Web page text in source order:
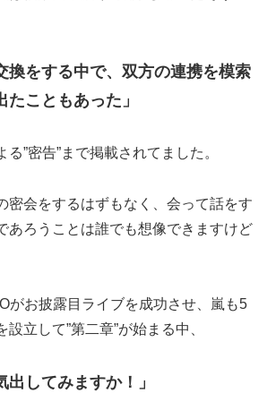
換をする中で、双方の連携を模索
こともあった」
”密告”まで掲載されてました。
密会をするはずもなく、会って話をす
あろうことは誰でも想像できますけど
がお披露目ライブを成功させ、嵐も5
設立して”第二章”が始まる中、
出してみますか！」